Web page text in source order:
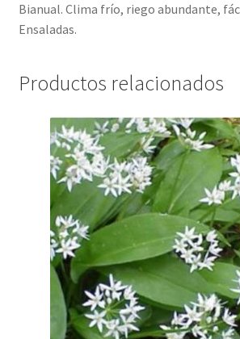
Bianual. Clima frío, riego abundante,
Ensaladas.
Productos relacionados